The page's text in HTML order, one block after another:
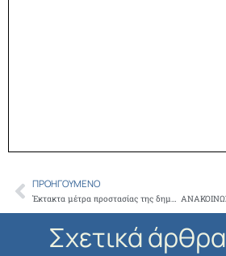
Prev
ΠΡΟΗΓΟΎΜΕΝΟ
Έκτακτα μέτρα προστασίας της δημόσιας υγείας από τον κίνδυνο περαιτέρω διασποράς του κο- ρωνοϊού COVID-19 στο σύνολο της Επικράτει- ας, για το διάστημα από τη Δευτέρα, 13 Σεπτεμ- βρίου 2021 και ώρα 06:00 έως και τη Δευτέρα, 20 Σεπτεμβρίου 2021 και ώρα 0
Σχετικά άρθρα